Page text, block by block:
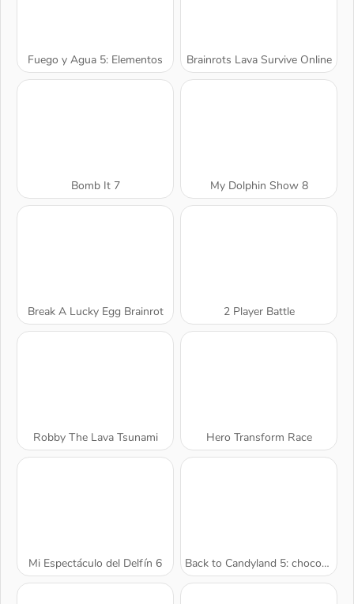
Fuego y Agua 5: Elementos Brainrots Lava Survive Online
Bomb It 7 My Dolphin Show 8
Break A Lucky Egg Brainrot 2 Player Battle
Robby The Lava Tsunami Hero Transform Race
Mi Espectáculo del Delfín 6 Back to Candyland 5: chocomontaña